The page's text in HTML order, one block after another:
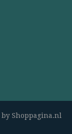
Shoppagina.nl